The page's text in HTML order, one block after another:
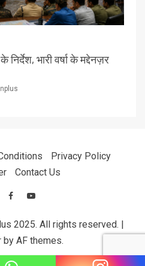
निर्देश, भारी वर्षा के मद्देनज़र
Privacy Policy
Contact Us
2025. All rights reserved. |
by AF themes.